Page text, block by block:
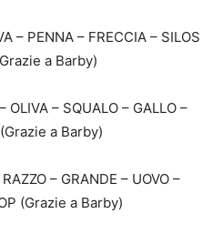
– PENNA – FRECCIA – SILOS
a Barby)
OLIVA – SQUALO – GALLO –
a Barby)
– GRANDE – UOVO –
(Grazie a Barby)